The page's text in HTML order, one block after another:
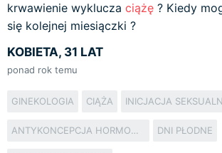
krwawienie wyklucza ciążę ? Kiedy
się kolejnej miesiączki ?
KOBIETA, 31 LAT
ponad rok temu
GINEKOLOGIA CIĄŻA INICJACJA
ANTYKONCEPCJA HORMONALNA DNI PŁODNE